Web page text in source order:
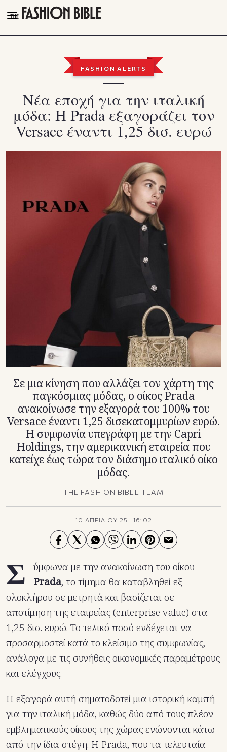
THE FASHION BIBLE
TALK OF THE TOWN
PLEASURES
VIDEOS
Youtube
FASHION ALERTS
Νέα εποχή για την ιταλική
μόδα: Η Prada εξαγοράζει τον
Versace έναντι 1,25 δισ. ευρώ
Σε μια κίνηση που αλλάζει τον χάρτη της
παγκόσμιας μόδας, ο οίκος Prada
ανακοίνωσε την εξαγορά του 100% του
Versace έναντι 1,25 δισεκατομμυρίων ευρώ.
Η συμφωνία υπεγράφη με την Capri
Holdings, την αμερικανική εταιρεία που
κατείχε έως τώρα τον διάσημο ιταλικό οίκο
μόδας.
THE FASHION BIBLE TEAM
10 ΑΠΡΙΛΙΟΥ 25 |16:02
Σ
ύμφωνα με την ανακοίνωση του οίκου
Prada, το τίμημα θα καταβληθεί εξ
ολοκλήρου σε μετρητά και βασίζεται σε
αποτίμηση της εταιρείας (enterprise value) στα
1,25 δισ. ευρώ. Το τελικό ποσό ενδέχεται να
προσαρμοστεί κατά το κλείσιμο της συμφωνίας,
ανάλογα με τις συνήθεις οικονομικές παραμέτρους
και ελέγχους.
Η εξαγορά αυτή σηματοδοτεί μια ιστορική καμπή
για την ιταλική μόδα, καθώς δύο από τους πλέον
εμβληματικούς οίκους της χώρας ενώνονται κάτω
από την ίδια στέγη. Η Prada, που τα τελευταία